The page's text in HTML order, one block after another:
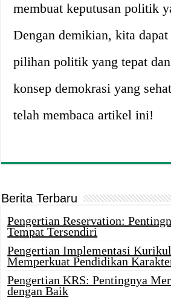
membuat keputusan politik
Dengan demikian, kita
pilihan politik yang tepat
konsep demokrasi yang
telah membaca artikel ini!
Berita Terbaru
Pengertian Reservation:
Tempat Tersendiri
Pengertian Implementasi
Memperkuat Pendidikan
Pengertian KRS: Pentingnya
dengan Baik